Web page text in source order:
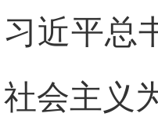
习近平总
社会主义